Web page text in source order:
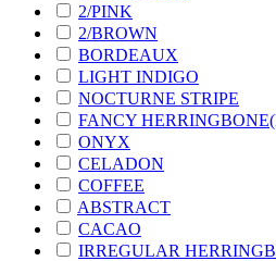
2/PINK
2/BROWN
BORDEAUX
LIGHT INDIGO
NOCTURNE STRIPE
FANCY
ONYX
CELADON
COFFEE
ABSTRACT
CACAO
IRREGULAR